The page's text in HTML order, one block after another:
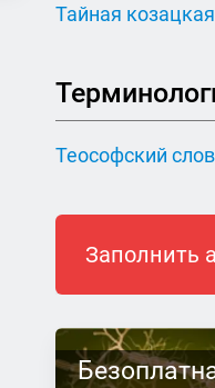
Тайная
Теософский
Заполнить